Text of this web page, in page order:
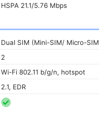
HSPA 21.1/5.76 Mbps
Dual SIM (Mini-SIM/ Micro-
2
Wi-Fi 802.11 b/g/n, hotspot
2.1, EDR